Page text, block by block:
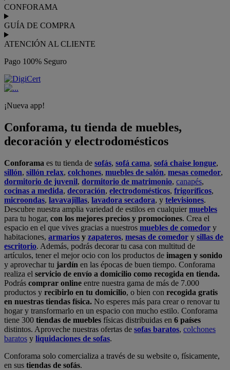
CONFORAMA
GUÍA DE COMPRA
ATENCIÓN AL CLIENTE
Pago 100% Seguro
¡Nueva app!
Conforama, tu tienda de muebles,
decoración y electrodomésticos
Conforama es tu tienda de sofás, sofá cama, sofá chaise longue,
sillón, sillón relax, colchones, muebles de salón, mesas comedor,
dormitorio de juvenil, dormitorio de matrimonio, canapés,
cocinas a medida, decoración, electrodomésticos, frigoríficos,
microondas, lavavajillas, lavadora secadora, y televisiones.
Descubre nuestra amplia variedad de estilos en cualquiermuebles
para tu hogar, con los mejores precios y promociones. Crea el
espacio en el que vives gracias a nuestros muebles de comedor y
habitaciones, armarios y zapateros, mesas de comedor y sillas de
escritorio. Además, podrás decorar tu casa con multitud de
artículos, tener el mejor ocio con los productos de imagen y sonido
y aprovechar tu jardín en las épocas de buen tiempo. Conforama
realiza el servicio de envío a domicilio como recogida en tienda.
Podrás comprar online entre nuestra gama de más de 7.000
productos y recibirlo en tu domicilio, o bien con recogida gratis
en nuestras tiendas física. No esperes más para crear o renovar tu
hogar y transformarlo en un espacio con mucho estilo. Conforama
tiene 300 tiendas de muebles físicas distribuidas en 6 países
distintos. Aproveche nuestras ofertas de sofas baratos, colchones
baratos y liquidaciones de sofas.
Conforama solo comercializa a través de su website o, físicamente,
en sus tiendas de sofás.